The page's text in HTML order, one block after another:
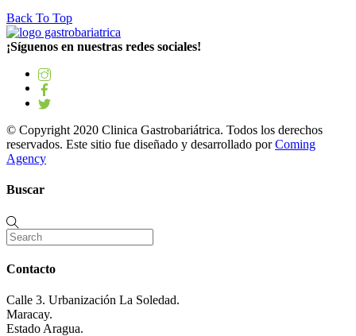
Back To Top
¡Síguenos en nuestras redes sociales!
© Copyright 2020 Clinica Gastrobariátrica. Todos los derechos
reservados. Este sitio fue diseñado y desarrollado porComing
Agency
Buscar
Contacto
Calle 3. Urbanización La Soledad.
Maracay.
Estado Aragua.